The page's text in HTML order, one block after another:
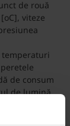
de rouă
viteze
de consum
de lumină
curentilor